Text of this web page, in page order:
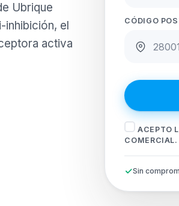
Ubrique
inhibición, el
activa
CÓDIGO
ACEPTO
COMERCIAL.
Sin